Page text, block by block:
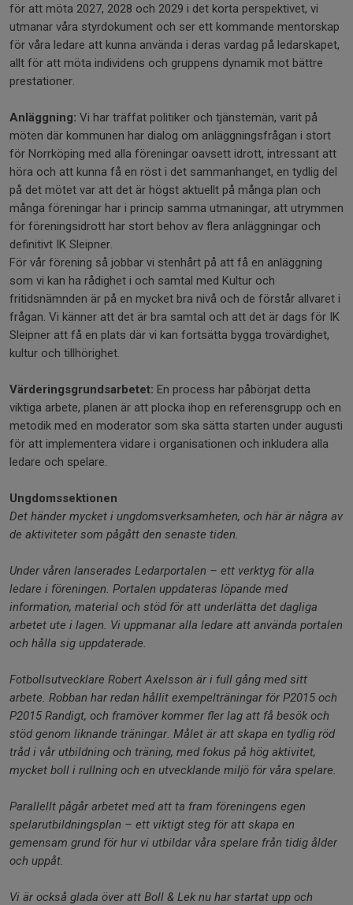
för att möta 2027, 2028 och 2029 i det korta perspektivet, vi
utmanar våra styrdokument och ser ett kommande mentorskap
för våra ledare att kunna använda i deras vardag på ledarskapet,
allt för att möta individens och gruppens dynamik mot bättre
prestationer.
Anläggning: Vi har träffat politiker och tjänstemän, varit på
möten där kommunen har dialog om anläggningsfrågan i stort
för Norrköping med alla föreningar oavsett idrott, intressant att
höra och att kunna få en röst i det sammanhanget, en tydlig del
på det mötet var att det är högst aktuellt på många plan och
många föreningar har i princip samma utmaningar, att utrymmen
för föreningsidrott har stort behov av flera anläggningar och
definitivt IK Sleipner.
För vår förening så jobbar vi stenhårt på att få en anläggning
som vi kan ha rådighet i och samtal med Kultur och
fritidsnämnden är på en mycket bra nivå och de förstår allvaret i
frågan. Vi känner att det är bra samtal och att det är dags för IK
Sleipner att få en plats där vi kan fortsätta bygga trovärdighet,
kultur och tillhörighet.
Värderingsgrundsarbetet: En process har påbörjat detta
viktiga arbete, planen är att plocka ihop en referensgrupp och en
metodik med en moderator som ska sätta starten under augusti
för att implementera vidare i organisationen och inkludera alla
ledare och spelare.
Ungdomssektionen
Det händer mycket i ungdomsverksamheten, och här är några av
de aktiviteter som pågått den senaste tiden.
Under våren lanserades Ledarportalen – ett verktyg för alla
ledare i föreningen. Portalen uppdateras löpande med
information, material och stöd för att underlätta det dagliga
arbetet ute i lagen. Vi uppmanar alla ledare att använda portalen
och hålla sig uppdaterade.
Fotbollsutvecklare Robert Axelsson är i full gång med sitt
arbete. Robban har redan hållit exempelträningar för P2015 och
P2015 Randigt, och framöver kommer fler lag att få besök och
stöd genom liknande träningar. Målet är att skapa en tydlig röd
tråd i vår utbildning och träning, med fokus på hög aktivitet,
mycket boll i rullning och en utvecklande miljö för våra spelare.
Parallellt pågår arbetet med att ta fram föreningens egen
spelarutbildningsplan – ett viktigt steg för att skapa en
gemensam grund för hur vi utbildar våra spelare från tidig ålder
och uppåt.
Vi är också glada över att Boll & Lek nu har startat upp och